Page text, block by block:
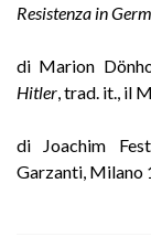
Resistenza in
di Marion
Hitler , trad. it., il
di Joachim
Garzanti, Milano